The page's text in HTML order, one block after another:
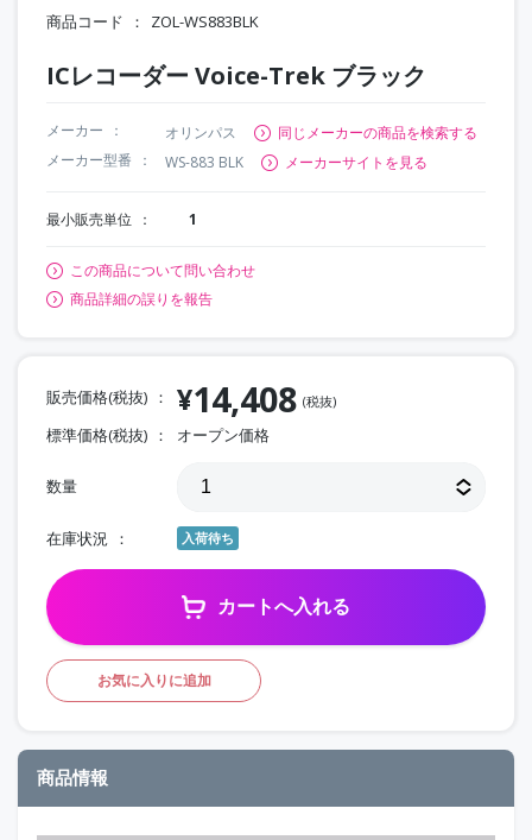
商品コード ZOL-WS883BLK
ICレコーダー Voice-Trek ブラック
メーカー オリンパス
同じメーカーの商品を検索する
メーカー型番
WS-883 BLK メーカーサイトを見る
最小販売単位 1
この商品について問い合わせ
商品詳細の誤りを報告
販売価格(税抜) ¥14,408 (税抜)
標準価格(税抜) オープン価格
数量
在庫状況 入荷待ち
カートへ入れる
お気に入りに追加
商品情報